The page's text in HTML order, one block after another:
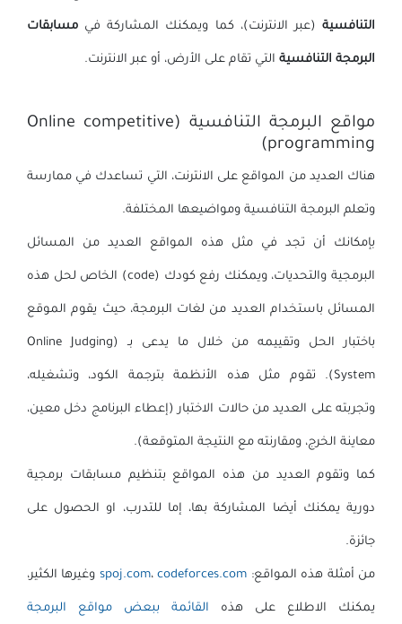
التنافسية (عبر الانترنت)، كما ويمكنك المشاركة في مسابقات
البرمجة التنافسية التي تقام على الأرض، أو عبر الانترنت.
مواقع البرمجة التنافسية (Online competitive
programming)
هناك العديد من المواقع على الانترنت، التي تساعدك في ممارسة
وتعلم البرمجة التنافسية ومواضيعها المختلفة.
بإمكانك أن تجد في مثل هذه المواقع العديد من المسائل
البرمجية والتحديات، ويمكنك رفع كودك (code) الخاص لحل هذه
المسائل باستخدام العديد من لغات البرمجة، حيث يقوم الموقع
باختبار الحل وتقييمه من خلال ما يدعى بـ (Online Judging
System). تقوم مثل هذه الأنظمة بترجمة الكود، وتشغيله،
وتجربته على العديد من حالات الاختبار (إعطاء البرنامج دخل معين،
معاينة الخرج، ومقارنته مع النتيجة المتوقعة).
كما وتقوم العديد من هذه المواقع بتنظيم مسابقات برمجية
دورية يمكنك أيضا المشاركة بها، إما للتدرب، او الحصول على
جائزة.
من أمثلة هذه المواقع: spoj.com،codeforces.com وغيرها الكثير،
يمكنك الاطلاع على هذه القائمة ببعض مواقع البرمجة